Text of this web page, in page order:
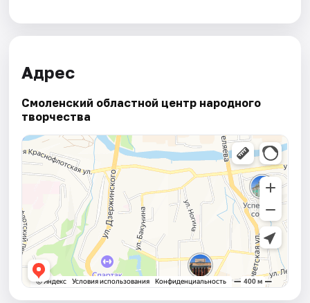
Адрес
Смоленский областной центр народного
творчества